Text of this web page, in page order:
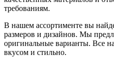
требованиям.
В нашем ассортименте вы
размеров и дизайнов. Мы
оригинальные варианты. Все
вкусом и стильно.